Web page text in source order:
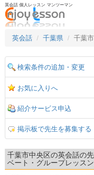
英会話 個人レッスン マンツーマン
英会話
千葉県 千葉
検索条件の追加・変更
お気に入りへ
紹介サービス申込
掲示板で先生を募集する
千葉市中央区の英会話の
ベート・グループレッス